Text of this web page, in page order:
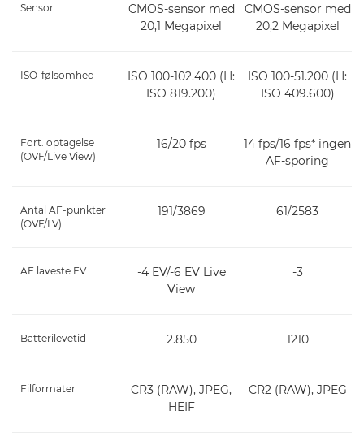
Sensor
CMOS-sensor med
20,1 Megapixel
CMOS-sensor med
20,2 Megapixel
ISO-følsomhed
ISO 100-102.400 (H:
ISO 819.200)
ISO 100-51.200 (H:
ISO 409.600)
Fort. optagelse
(OVF/Live View)
16/20 fps
14 fps/16 fps* ingen
AF-sporing
Antal AF-punkter
(OVF/LV)
191/3869 61/2583
AF laveste EV
-4 EV/-6 EV Live
View
-3
Batterilevetid 2.850 1210
Filformater
CR3 (RAW), JPEG,
HEIF
CR2 (RAW), JPEG